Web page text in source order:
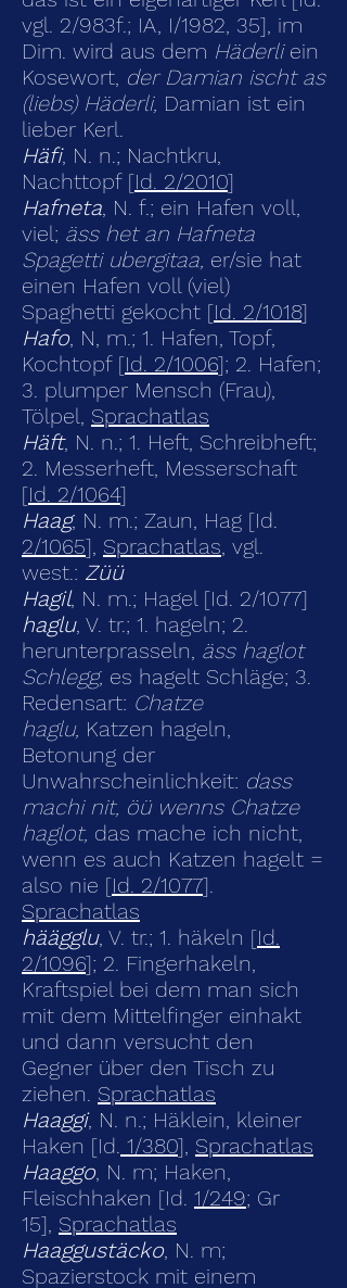
vgl. 2/983f.; IA, I/1982, 35], im
Dim. wird aus dem Häderli ein
Kosewort, der Damian ischt as
(liebs) Häderli, Damian ist ein
lieber Kerl.
Häfi, N. n.; Nachtkru,
Nachttopf [Id. 2/2010]
Hafneta, N. f.; ein Hafen voll,
viel; äss het an Hafneta
Spagetti ubergitaa, er/sie hat
einen Hafen voll (viel)
Spaghetti gekocht [Id. 2/1018]
Hafo, N, m.; 1. Hafen, Topf,
Kochtopf [Id. 2/1006]; 2. Hafen;
3. plumper Mensch (Frau),
Tölpel, Sprachatlas
Häft, N. n.; 1. Heft, Schreibheft;
2. Messerheft, Messerschaft
[Id. 2/1064]
Haag, N. m.; Zaun, Hag [Id.
2/1065], Sprachatlas, vgl.
west.: Züü
Hagil, N. m.; Hagel [Id. 2/1077]
haglu, V. tr.; 1. hageln; 2.
herunterprasseln, äss haglot
Schlegg, es hagelt Schläge; 3.
Redensart: Chatze
haglu, Katzen hageln,
Betonung der
Unwahrscheinlichkeit: dass
machi nit, öü wenns Chatze
haglot, das mache ich nicht,
wenn es auch Katzen hagelt =
also nie [Id. 2/1077].
Sprachatlas
häägglu, V. tr.; 1. häkeln [Id.
2/1096]; 2. Fingerhakeln,
Kraftspiel bei dem man sich
mit dem Mittelfinger einhakt
und dann versucht den
Gegner über den Tisch zu
ziehen. Sprachatlas
Haaggi, N. n.; Häklein, kleiner
Haken [Id. 1/380], Sprachatlas
Haaggo, N. m; Haken,
Fleischhaken [Id. 1/249; Gr
15], Sprachatlas
Haaggustäcko, N. m;
Spazierstock mit einem